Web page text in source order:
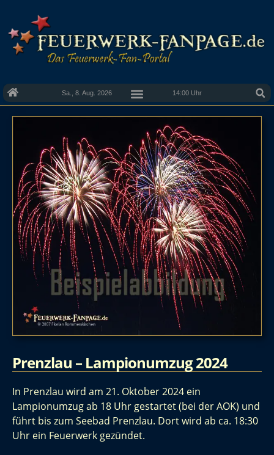
Sa., 8. Aug. 2026 14:00 Uhr
Prenzlau – Lampionumzug 2024
In Prenzlau wird am 21. Oktober 2024 ein
Lampionumzug ab 18 Uhr gestartet (bei der AOK) und
führt bis zum Seebad Prenzlau. Dort wird ab ca. 18:30
Uhr ein Feuerwerk gezündet.